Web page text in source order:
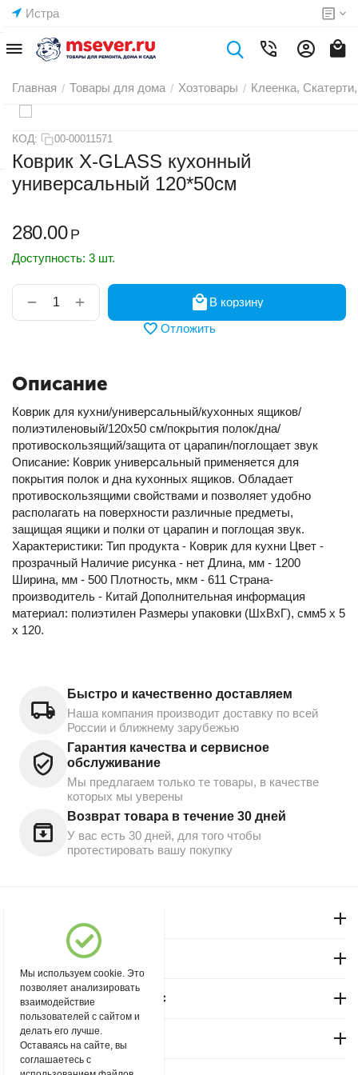
Истра
Главная / Товары для дома / Хозтовары / Клеенка,
КОД: 00-00011571
Коврик X-GLASS кухонный
универсальный 120*50см
280.00 Р
Доступность: 3 шт.
+
−
В корзину
Отложить
Описание
Коврик для кухни/универсальный/кухонных ящиков/
полиэтиленовый/120х50 см/покрытия полок/дна/
противоскользящий/защита от царапин/поглощает звук
Описание: Коврик универсальный применяется для
покрытия полок и дна кухонных ящиков. Обладает
противоскользящими свойствами и позволяет удобно
располагать на поверхности различные предметы,
защищая ящики и полки от царапин и поглощая звук.
Характеристики: Тип продукта - Коврик для кухни Цвет -
прозрачный Наличие рисунка - нет Длина, мм - 1200
Ширина, мм - 500 Плотность, мкм - 611 Страна-
производитель - Китай Дополнительная информация
материал: полиэтилен Размеры упаковки (ШхВхГ), смм5 x 5
x 120.
Быстро и качественно доставляем
Наша компания производит доставку по всей
России и ближнему зарубежью
Гарантия качества и сервисное
обслуживание
Мы предлагаем только те товары, в качестве
которых мы уверены
Возврат товара в течение 30 дней
У вас есть 30 дней, для того чтобы
протестировать вашу покупку
Магазин "Северный"
Покупательский сервис
Контакты
Мы используем cookie. Это
позволяет анализировать
взаимодействие
пользователей с сайтом и
делать его лучше.
Оставаясь на сайте, вы
соглашаетесь с